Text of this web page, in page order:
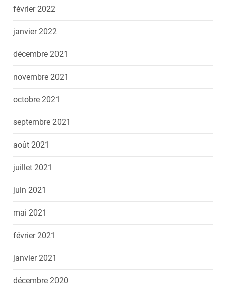
février 2022
janvier 2022
décembre 2021
novembre 2021
octobre 2021
septembre 2021
août 2021
juillet 2021
juin 2021
mai 2021
février 2021
janvier 2021
décembre 2020